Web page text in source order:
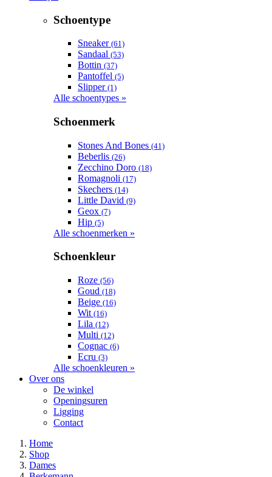
Schoentype
Sneaker (61)
Sandaal (53)
Bottin (37)
Pantoffel (5)
Slipper (1)
Alle schoentypes »
Schoenmerk
Stones And Bones (41)
Beberlis (26)
Zecchino Doro (18)
Romagnoli (17)
Skechers (14)
Little David (9)
Geox (7)
Hip (5)
Alle schoenmerken »
Schoenkleur
Roze (56)
Goud (18)
Beige (16)
Wit (16)
Lila (12)
Multi (12)
Cognac (6)
Ecru (3)
Alle schoenkleuren »
Over ons
De winkel
Openingsuren
Ligging
Contact
Home
Shop
Dames